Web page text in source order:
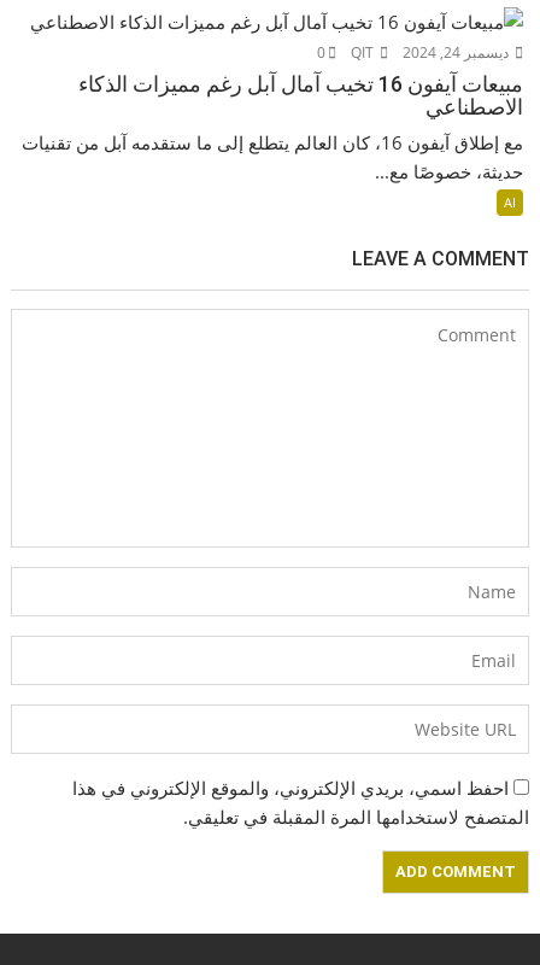
ديسمبر 24, 2024 QIT
0
مبيعات آيفون 16 تخيب آمال آبل رغم مميزات الذكاء
الاصطناعي
مع إطلاق آيفون 16، كان العالم يتطلع إلى ما ستقدمه آبل من تقنيات
حديثة، خصوصًا مع...
AI
LEAVE A COMMENT
احفظ اسمي، بريدي الإلكتروني، والموقع الإلكتروني في هذا
المتصفح لاستخدامها المرة المقبلة في تعليقي.